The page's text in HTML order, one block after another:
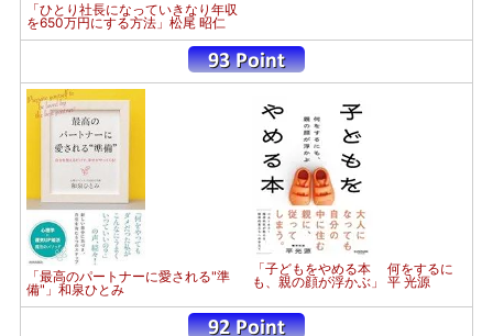
「ひとり社長になっていきなり年収
を650万円にする方法」松尾 昭仁
「最高のパートナーに愛される"準
備"」和泉ひとみ
「子どもをやめる本 何をするに
も、親の顔が浮かぶ」 平 光源